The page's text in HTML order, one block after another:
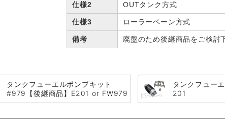
仕様2 OUTタンク方式
仕様3 ローラーベーン方式
備考 廃盤のため後継商品をご検討
タンクフューエルポンプキット
#979【後継商品】E201 or FW979
タンクフュー
201